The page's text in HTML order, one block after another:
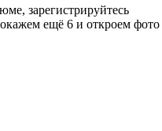
зарегистрируйтесь
ещё 6 и откроем фото